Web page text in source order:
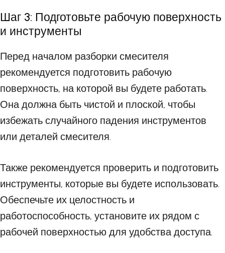
Шаг 3: Подготовьте рабочую поверхность
и инструменты
Перед началом разборки смесителя
рекомендуется подготовить рабочую
поверхность, на которой вы будете работать.
Она должна быть чистой и плоской, чтобы
избежать случайного падения инструментов
или деталей смесителя.
Также рекомендуется проверить и подготовить
инструменты, которые вы будете использовать.
Обеспечьте их целостность и
работоспособность, установите их рядом с
рабочей поверхностью для удобства доступа.